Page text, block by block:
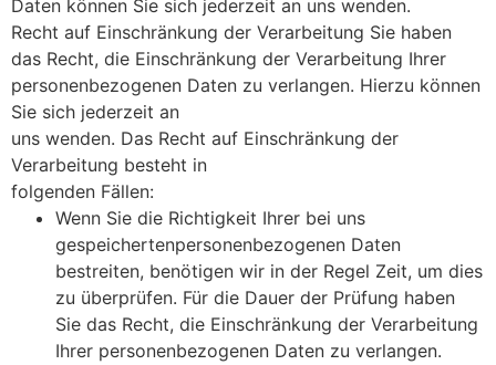
Daten können Sie sich jederzeit an uns wenden.
Recht auf Einschränkung der Verarbeitung Sie haben
das Recht, die Einschränkung der Verarbeitung Ihrer
personenbezogenen Daten zu verlangen. Hierzu können
Sie sich jederzeit an
uns wenden. Das Recht auf Einschränkung der
Verarbeitung besteht in
folgenden Fällen:
Wenn Sie die Richtigkeit Ihrer bei uns
gespeichertenpersonenbezogenen Daten
bestreiten, benötigen wir in der Regel Zeit, um dies
zu überprüfen. Für die Dauer der Prüfung haben
Sie das Recht, die Einschränkung der Verarbeitung
Ihrer personenbezogenen Daten zu verlangen.